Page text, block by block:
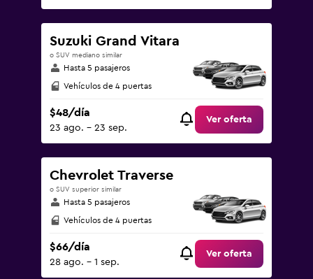
Suzuki Grand Vitara
o SUV mediano similar
Hasta 5 pasajeros
Vehículos de 4 puertas
$48/día
23 ago. - 23 sep.
Ver oferta
Chevrolet Traverse
o SUV superior similar
Hasta 5 pasajeros
Vehículos de 4 puertas
$66/día
28 ago. - 1 sep.
Ver oferta